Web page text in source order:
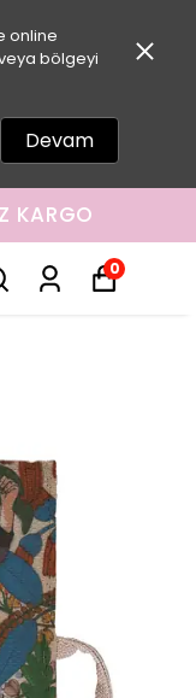
online
bölgeyi
Devam
KARGO
0